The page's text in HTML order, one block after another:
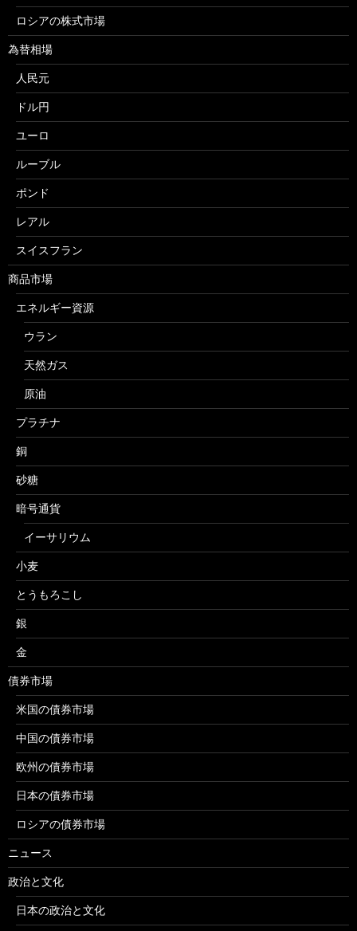
ロシアの株式市場
為替相場
人民元
ドル円
ユーロ
ルーブル
ポンド
レアル
スイスフラン
商品市場
エネルギー資源
ウラン
天然ガス
原油
プラチナ
銅
砂糖
暗号通貨
イーサリウム
小麦
とうもろこし
銀
金
債券市場
米国の債券市場
中国の債券市場
欧州の債券市場
日本の債券市場
ロシアの債券市場
ニュース
政治と文化
日本の政治と文化